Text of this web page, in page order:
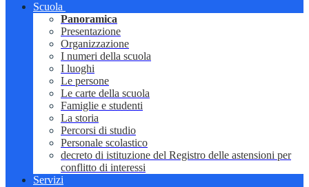
Scuola
Panoramica
Presentazione
Organizzazione
I numeri della scuola
I luoghi
Le persone
Le carte della scuola
Famiglie e studenti
La storia
Percorsi di studio
Personale scolastico
decreto di istituzione del Registro delle astensioni per
conflitto di interessi
Servizi